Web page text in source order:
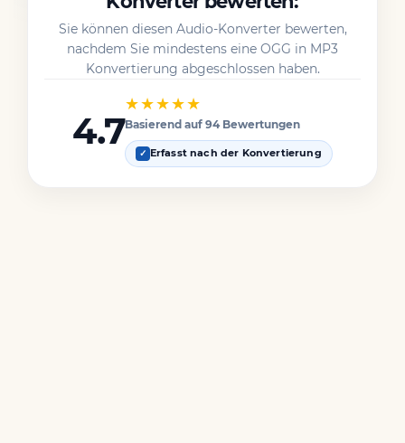
Sie können diesen Audio-Konverter bewerten,
nachdem Sie mindestens eine OGG in MP3
Konvertierung abgeschlossen haben.
4.7
★★★★★
Basierend auf 94 Bewertungen
✓ Erfasst nach der Konvertierung